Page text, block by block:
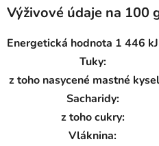
Výživové údaje na 100
Energetická hodnota 1 446
Tuky:
z toho nasycené mastné
Sacharidy:
z toho cukry:
Vláknina: